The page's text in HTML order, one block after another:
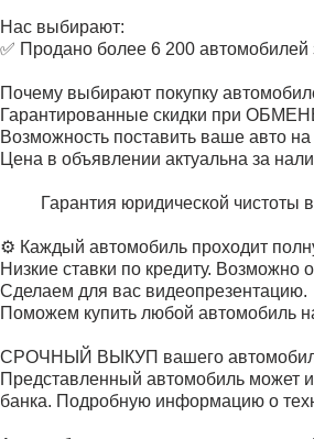
Нас выбирают:
✅ Продано более 6 200
Почему выбирают покупку
Гарантированные скидки при
Возможность поставить ваше авто
Цена в объявлении актуальна за
Гарантия юридической чистоты
⚙️ Каждый автомобиль проходит
Низкие ставки по кредиту.
Сделаем для вас видеопрезентацию.
Поможем купить любой автомобиль
СРОЧНЫЙ ВЫКУП вашего
Представленный автомобиль может
банка. Подробную информацию о